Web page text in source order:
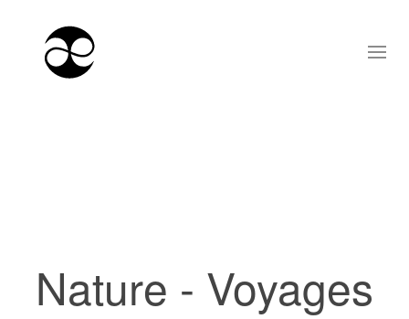
Nature - Voyages